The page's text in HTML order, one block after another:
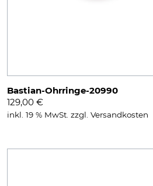
Bastian-Ohrringe-20990
129,00 €
inkl. 19 % MwSt. zzgl. Versandkosten